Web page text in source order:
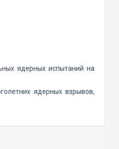
ядерных испытаний на
ядерных взрывов,